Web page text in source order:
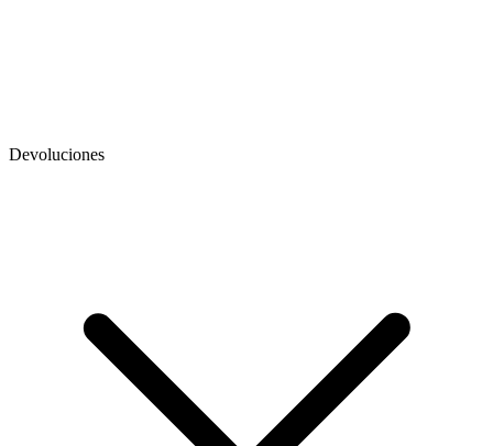
Devoluciones